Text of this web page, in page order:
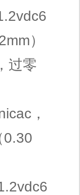
）
过零
，
0.30